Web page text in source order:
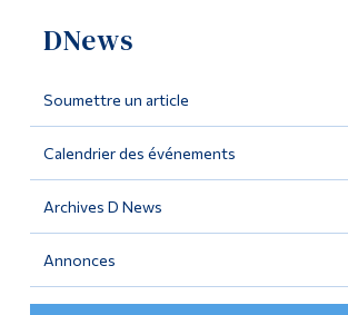
DNews
Soumettre un article
Calendrier des événements
Archives D News
Annonces
Outils
Programmes